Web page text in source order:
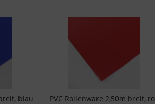
blau PVC Rollenware 2,50m breit,